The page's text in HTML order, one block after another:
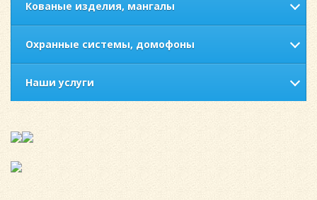
Кованые изделия, мангалы
Охранные системы, домофоны
Наши услуги